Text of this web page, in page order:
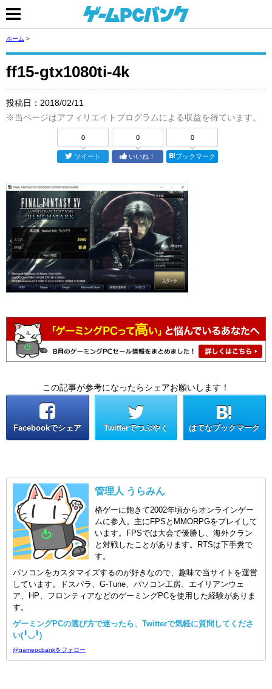
ホーム >
ff15-gtx1080ti-4k
投稿日： 2018/02/11
※当ページはアフィリエイトプログラムによる収益を得ています。
0
ツイート
0
いいね！
0
ブックマーク
この記事が参考になったらシェアお願いします！
Facebookでシェア Twitterでつぶやく はてなブックマーク
管理人 うらみん
格ゲーに飽きて2002年頃からオンラインゲー
ムに参入。主にFPSとMMORPGをプレイして
います。FPSでは大会で優勝し、海外クラン
と対戦したことがあります。RTSは下手糞で
す。
パソコンをカスタマイズするのが好きなので、趣味で当サイトを運営
しています。ドスパラ、G-Tune、パソコン工房、エイリアンウェ
ア、HP、フロンティアなどのゲーミングPCを使用した経験がありま
す。
ゲーミングPCの選び方で迷ったら、Twitterで気軽に質問してくださ
い(╹◡╹)
@gamepcbankをフォロー